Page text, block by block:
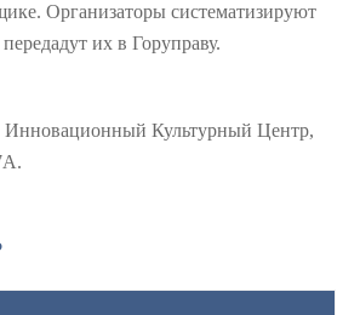
Организаторы систематизируют
их в Горуправу.
Инновационный Культурный Центр,